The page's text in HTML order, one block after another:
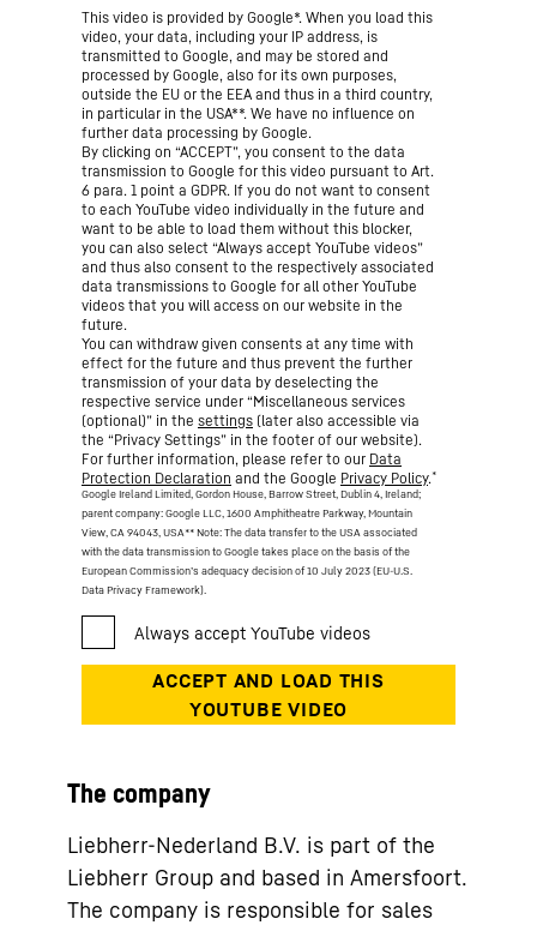
This video is provided by Google*. When you load this
video, your data, including your IP address, is
transmitted to Google, and may be stored and
processed by Google, also for its own purposes,
outside the EU or the EEA and thus in a third country,
in particular in the USA**. We have no influence on
further data processing by Google.
By clicking on “ACCEPT”, you consent to the data
transmission to Google for this video pursuant to Art.
6 para. 1 point a GDPR. If you do not want to consent
to each YouTube video individually in the future and
want to be able to load them without this blocker,
you can also select “Always accept YouTube videos”
and thus also consent to the respectively associated
data transmissions to Google for all other YouTube
videos that you will access on our website in the
future.
You can withdraw given consents at any time with
effect for the future and thus prevent the further
transmission of your data by deselecting the
respective service under “Miscellaneous services
(optional)” in the settings (later also accessible via
the “Privacy Settings” in the footer of our website).
For further information, please refer to our Data
Protection Declaration and the Google Privacy Policy.*
Google Ireland Limited, Gordon House, Barrow Street, Dublin 4, Ireland;
parent company: Google LLC, 1600 Amphitheatre Parkway, Mountain
View, CA 94043, USA** Note: The data transfer to the USA associated
with the data transmission to Google takes place on the basis of the
European Commission’s adequacy decision of 10 July 2023 (EU-U.S.
Data Privacy Framework).
The company
Liebherr-Nederland B.V. is part of the
Liebherr Group and based in Amersfoort.
The company is responsible for sales